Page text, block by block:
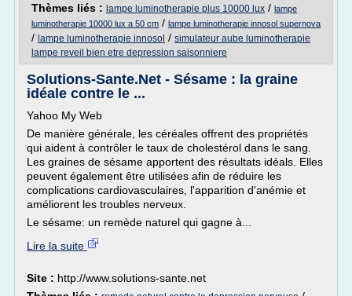
Thèmes liés : lampe luminotherapie plus 10000 lux / lampe
luminotherapie 10000 lux a 50 cm / lampe luminotherapie innosol supernova
/ lampe luminotherapie innosol / simulateur aube luminotherapie
lampe reveil bien etre depression saisonniere
Solutions-Sante.Net - Sésame : la graine
idéale contre le ...
Yahoo My Web
De manière générale, les céréales offrent des propriétés
qui aident à contrôler le taux de cholestérol dans le sang.
Les graines de sésame apportent des résultats idéals. Elles
peuvent également être utilisées afin de réduire les
complications cardiovasculaires, l'apparition d'anémie et
améliorent les troubles nerveux.
Le sésame: un remède naturel qui gagne à...
Lire la suite
Site : http://www.solutions-sante.net